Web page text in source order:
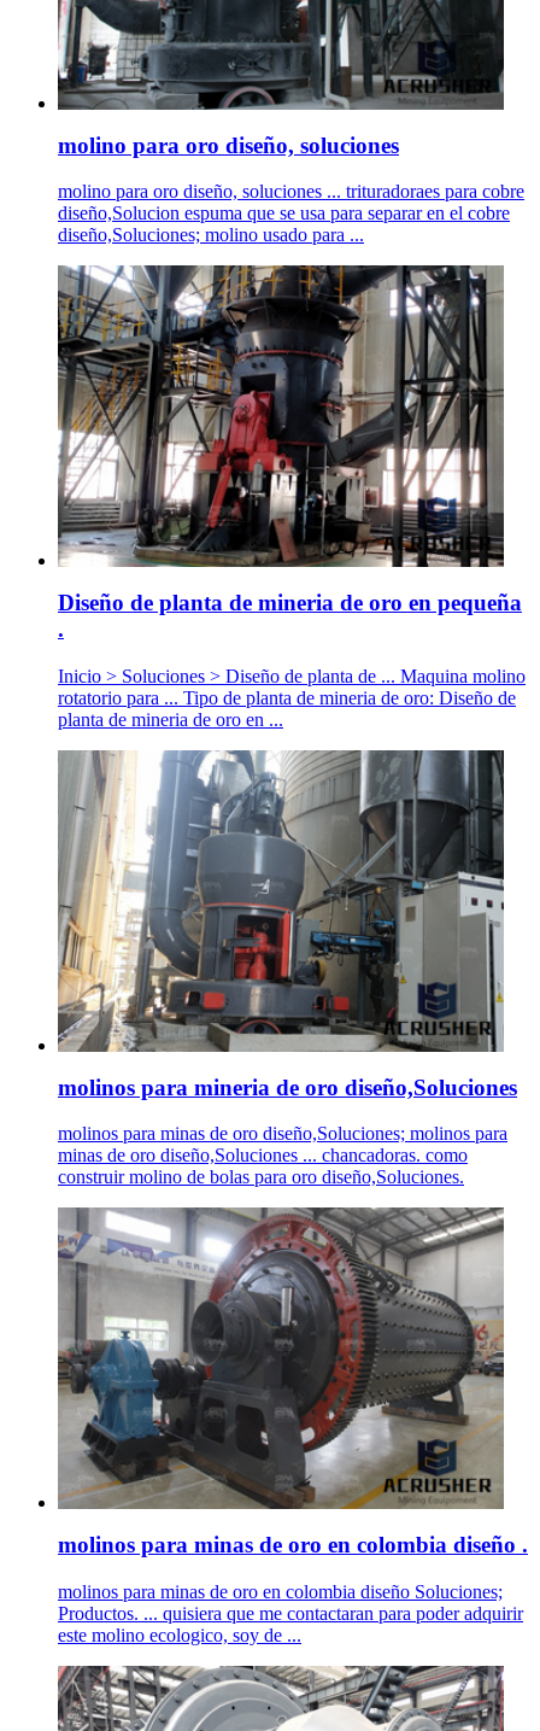
molino para oro diseño, soluciones
molino para oro diseño, soluciones ... trituradoraes para cobre
diseño,Solucion espuma que se usa para separar en el cobre
diseño,Soluciones; molino usado para ...
Diseño de planta de mineria de oro en pequeña
.
Inicio > Soluciones > Diseño de planta de ... Maquina molino
rotatorio para ... Tipo de planta de mineria de oro: Diseño de
planta de mineria de oro en ...
molinos para mineria de oro diseño,Soluciones
molinos para minas de oro diseño,Soluciones; molinos para
minas de oro diseño,Soluciones ... chancadoras. como
construir molino de bolas para oro diseño,Soluciones.
molinos para minas de oro en colombia diseño .
molinos para minas de oro en colombia diseño Soluciones;
Productos. ... quisiera que me contactaran para poder adquirir
este molino ecologico, soy de ...